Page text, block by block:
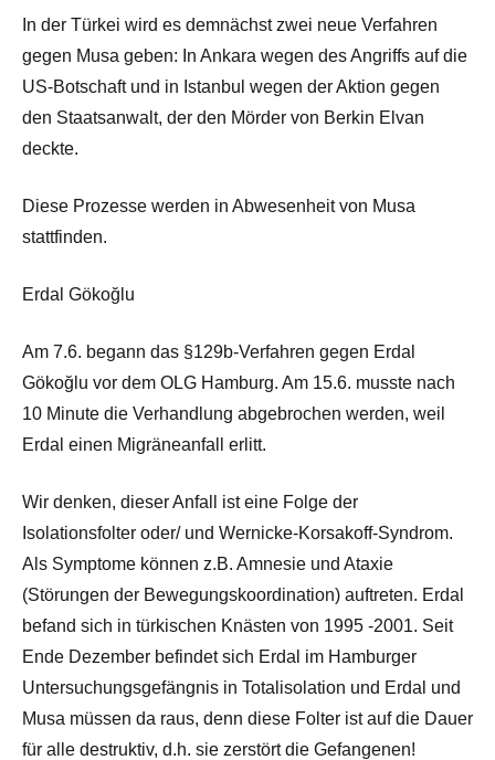
In der Türkei wird es demnächst zwei neue Verfahren
gegen Musa geben: In Ankara wegen des Angriffs auf die
US-Botschaft und in Istanbul wegen der Aktion gegen
den Staatsanwalt, der den Mörder von Berkin Elvan
deckte.
Diese Prozesse werden in Abwesenheit von Musa
stattfinden.
Erdal Gökoğlu
Am 7.6. begann das §129b-Verfahren gegen Erdal
Gökoğlu vor dem OLG Hamburg. Am 15.6. musste nach
10 Minute die Verhandlung abgebrochen werden, weil
Erdal einen Migräneanfall erlitt.
Wir denken, dieser Anfall ist eine Folge der
Isolationsfolter oder/ und Wernicke-Korsakoff-Syndrom.
Als Symptome können z.B. Amnesie und Ataxie
(Störungen der Bewegungskoordination) auftreten. Erdal
befand sich in türkischen Knästen von 1995 -2001. Seit
Ende Dezember befindet sich Erdal im Hamburger
Untersuchungsgefängnis in Totalisolation und Erdal und
Musa müssen da raus, denn diese Folter ist auf die Dauer
für alle destruktiv, d.h. sie zerstört die Gefangenen!